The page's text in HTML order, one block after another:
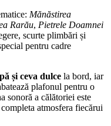
Mănăstirea
Rarău, Pietrele Doamnei
scurte plimbări și
pentru cadre
și ceva dulce la bord, iar
plafonul pentru o
sonoră a călătoriei este
atmosfera fiecărui